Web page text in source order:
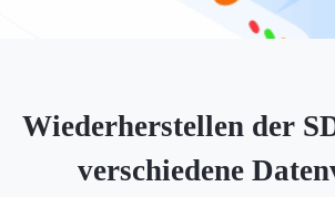
Wiederherstellen der
verschiedene